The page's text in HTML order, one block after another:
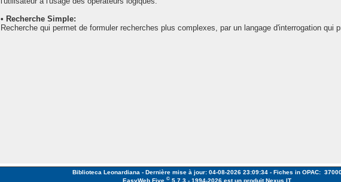
• Recherche Simple:
Recherche qui permet de formuler recherches plus complexes, par un langage d'interrogation qui
Biblioteca Leonardiana - Dernière mise à jour: 04-08-2026 23:09:34 - Fiches in OPAC:
©